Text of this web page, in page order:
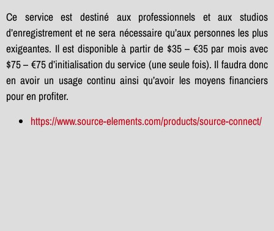
Ce service est destiné aux professionnels et aux studios
d’enregistrement et ne sera nécessaire qu’aux personnes les plus
exigeantes. Il est disponible à partir de $35 – €35 par mois avec
$75 – €75 d’initialisation du service (une seule fois). Il faudra donc
en avoir un usage continu ainsi qu’avoir les moyens financiers
pour en profiter.
https://www.source-elements.com/products/source-connect/